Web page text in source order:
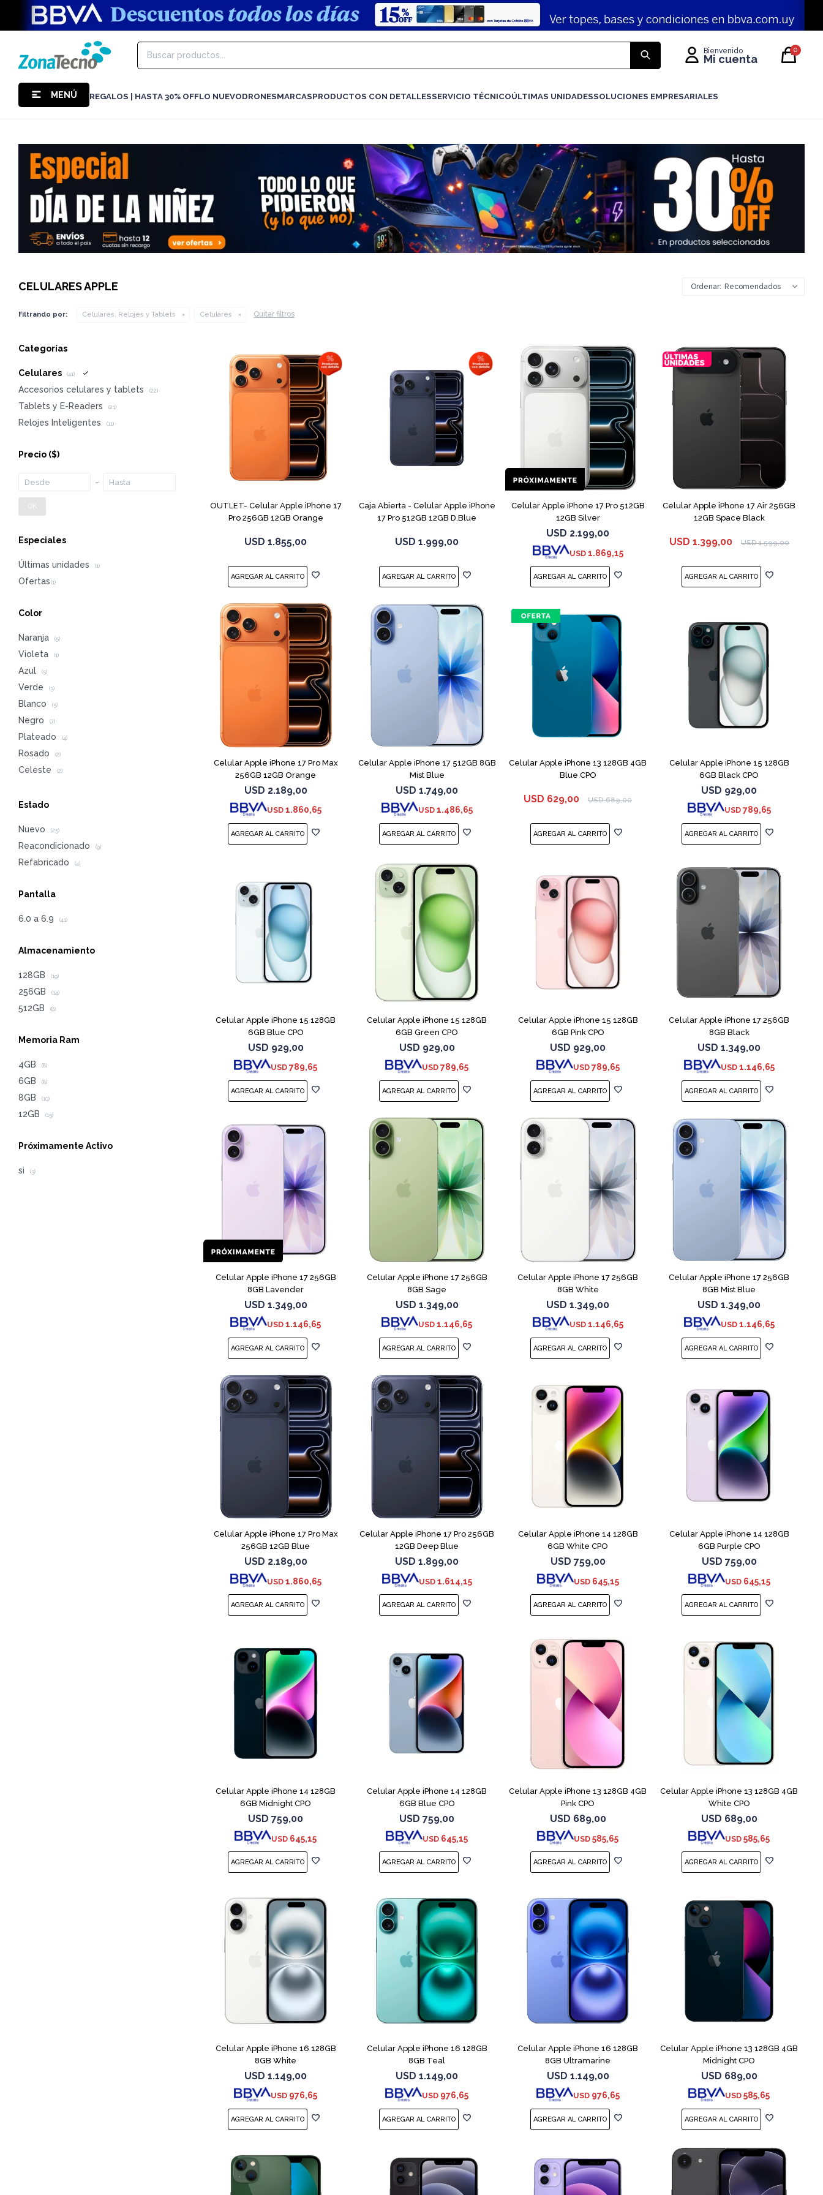
MENÚ REGALOS | HASTA 30% OFFLO NUEVODRONESMARCASPRODUCTOS CON DETALLESSERVICIO TÉCNICOÚLTIMAS UNIDADESSOLUCIONES EMPRESARIALES
0
CELULARES APPLE Recomendados
Filtrando por: Celulares, Relojes y Tablets Celulares Quitar filtros
OUTLET- Celular Apple iPhone 17
Pro 256GB 12GB Orange
USD 1.855,00
COMPARAR
Caja Abierta - Celular Apple iPhone
17 Pro 512GB 12GB D.Blue
USD 1.999,00
Celular Apple iPhone 17 Pro 512GB
12GB Silver
USD 2.199,00
USD 1.869,15
COMPARAR
Celular Apple iPhone 17 Air 256GB
12GB Space Black
USD 1.399,00 USD 1.599,00
COMPARAR
Celular Apple iPhone 17 Pro Max
256GB 12GB Orange
USD 2.189,00
USD 1.860,65
COMPARAR
Celular Apple iPhone 17 512GB 8GB
Mist Blue
USD 1.749,00
USD 1.486,65
COMPARAR
Celular Apple iPhone 13 128GB 4GB
Blue CPO
USD 629,00 USD 689,00
COMPARAR
Celular Apple iPhone 15 128GB
6GB Black CPO
USD 929,00
USD 789,65
Celular Apple iPhone 15 128GB
6GB Blue CPO
USD 929,00
USD 789,65
Celular Apple iPhone 15 128GB
6GB Green CPO
USD 929,00
USD 789,65
COMPARAR
Celular Apple iPhone 15 128GB
6GB Pink CPO
USD 929,00
USD 789,65
COMPARAR
Celular Apple iPhone 17 256GB
8GB Black
USD 1.349,00
USD 1.146,65
COMPARAR
Celular Apple iPhone 17 256GB
8GB Lavender
USD 1.349,00
USD 1.146,65
COMPARAR
Celular Apple iPhone 17 256GB
8GB Sage
USD 1.349,00
USD 1.146,65
COMPARAR
Celular Apple iPhone 17 256GB
8GB White
USD 1.349,00
USD 1.146,65
COMPARAR
Celular Apple iPhone 17 256GB
8GB Mist Blue
USD 1.349,00
USD 1.146,65
COMPARAR
Celular Apple iPhone 17 Pro Max
256GB 12GB Blue
USD 2.189,00
USD 1.860,65
COMPARAR
Celular Apple iPhone 17 Pro 256GB
12GB Deep Blue
USD 1.899,00
USD 1.614,15
COMPARAR
Celular Apple iPhone 14 128GB
6GB White CPO
USD 759,00
USD 645,15
COMPARAR
Celular Apple iPhone 14 128GB
6GB Purple CPO
USD 759,00
USD 645,15
Celular Apple iPhone 14 128GB
6GB Midnight CPO
USD 759,00
USD 645,15
Celular Apple iPhone 14 128GB
6GB Blue CPO
USD 759,00
USD 645,15
Celular Apple iPhone 13 128GB 4GB
Pink CPO
USD 689,00
USD 585,65
COMPARAR
Celular Apple iPhone 13 128GB 4GB
White CPO
USD 689,00
USD 585,65
COMPARAR
Celular Apple iPhone 16 128GB
8GB White
USD 1.149,00
USD 976,65
COMPARAR
Celular Apple iPhone 16 128GB
8GB Teal
USD 1.149,00
USD 976,65
COMPARAR
Celular Apple iPhone 16 128GB
8GB Ultramarine
USD 1.149,00
USD 976,65
COMPARAR
Celular Apple iPhone 13 128GB 4GB
Midnight CPO
USD 689,00
USD 585,65
COMPARAR
Categorías
Celulares (41)
Accesorios celulares y tablets (22)
Tablets y E-Readers (21)
Relojes Inteligentes (11)
Precio ($)
OK
Especiales
Últimas unidades (1)
Color
Naranja (5)
Violeta (1)
Azul (5)
Verde (3)
Blanco (5)
Negro (7)
Plateado (4)
Rosado (2)
Celeste (2)
Estado
Nuevo (25)
Reacondicionado (9)
Refabricado (4)
Pantalla
6.0 a 6.9 (41)
Almacenamiento
128GB (19)
256GB (14)
512GB (8)
Memoria Ram
4GB (8)
6GB (8)
8GB (10)
12GB (15)
Próximamente Activo
si (3)